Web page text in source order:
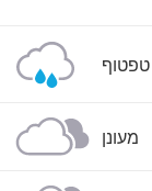
טפטוף
מעונן